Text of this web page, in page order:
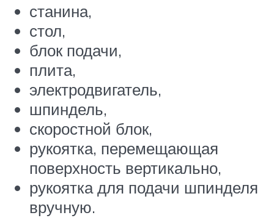
станина,
стол,
блок подачи,
плита,
электродвигатель,
шпиндель,
скоростной блок,
рукоятка, перемещающая
поверхность вертикально,
рукоятка для подачи шпинделя
вручную.